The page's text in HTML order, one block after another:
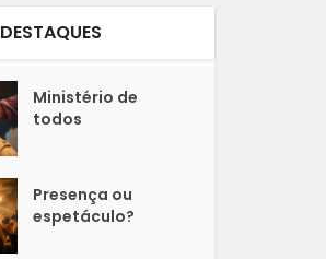
DESTAQUES
Ministério de
todos
Presença ou
espetáculo?